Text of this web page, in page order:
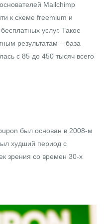
Mailchimp
к схеме freemium и
услуг. Такое
результатам – база
с 85 до 450 тысяч всего
был основан в 2008-м
худший период с
зрения со времен 30-х